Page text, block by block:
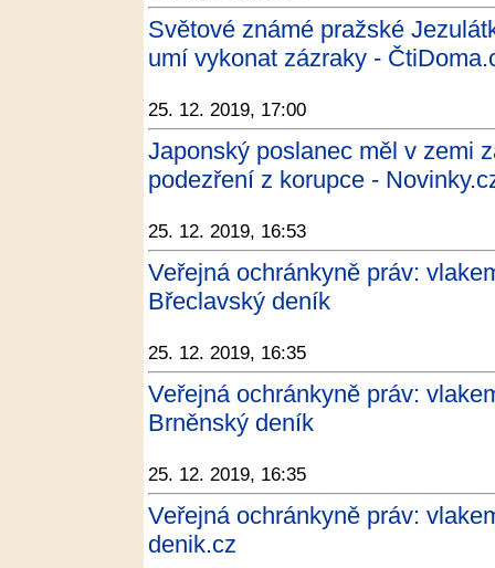
Světové známé pražské
umí vykonat zázraky -
25. 12. 2019, 17:00
Japonský poslanec měl v zemi
podezření z korupce -
25. 12. 2019, 16:53
Veřejná ochránkyně práv:
Břeclavský deník
25. 12. 2019, 16:35
Veřejná ochránkyně práv:
Brněnský deník
25. 12. 2019, 16:35
Veřejná ochránkyně práv:
denik.cz